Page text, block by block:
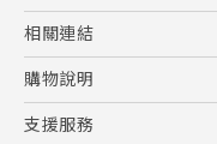
5G
智慧型手機
配件
相關連結
HTC Research
購物說明
購物須知
支援服務